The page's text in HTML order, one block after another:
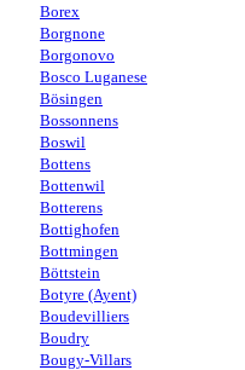
Borex
Borgnone
Borgonovo
Bosco Luganese
Bösingen
Bossonnens
Boswil
Bottens
Bottenwil
Botterens
Bottighofen
Bottmingen
Böttstein
Botyre (Ayent)
Boudevilliers
Boudry
Bougy-Villars